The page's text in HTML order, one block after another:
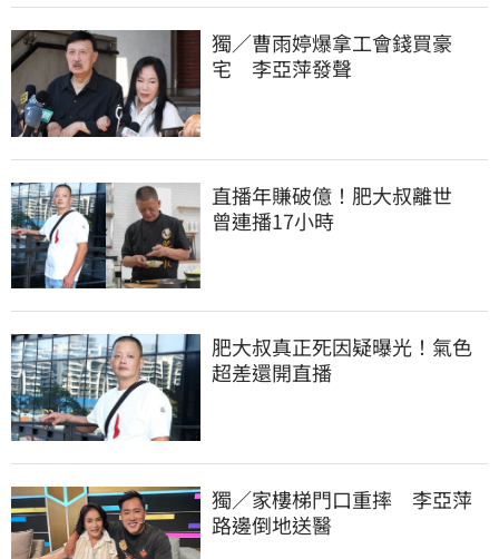
獨／曹雨婷爆拿工會錢買豪
宅　李亞萍發聲
直播年賺破億！肥大叔離世
曾連播17小時
肥大叔真正死因疑曝光！氣色
超差還開直播
獨／家樓梯門口重摔　李亞萍
路邊倒地送醫